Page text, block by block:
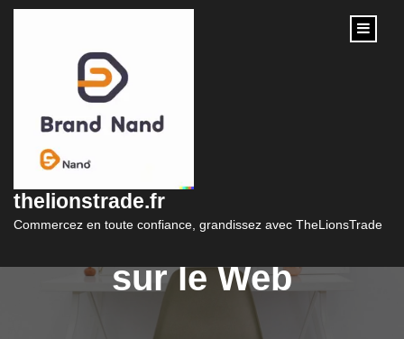
content
thelionstrade.fr
Commercez en toute confiance, grandissez avec TheLionsTrade
L’e-commerce : La
Révolution du
Commerce en Ligne
sur le Web